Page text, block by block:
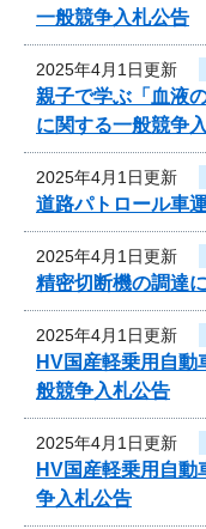
一般競争入札公告
2025年4月1日更新
親子で学ぶ「血液
に関する一般競争
2025年4月1日更新
道路パトロール車
2025年4月1日更新
精密切断機の調達
2025年4月1日更新
HV国産軽乗用自
般競争入札公告
2025年4月1日更新
HV国産軽乗用自
争入札公告